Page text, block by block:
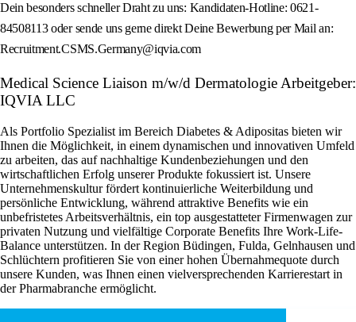
Dein besonders schneller Draht zu uns: Kandidaten-Hotline: 0621-
84508113 oder sende uns gerne direkt Deine Bewerbung per Mail an:
Recruitment.CSMS.Germany@iqvia.com
Medical Science Liaison m/w/d Dermatologie Arbeitgeber:
IQVIA LLC
Als Portfolio Spezialist im Bereich Diabetes & Adipositas bieten wir
Ihnen die Möglichkeit, in einem dynamischen und innovativen Umfeld
zu arbeiten, das auf nachhaltige Kundenbeziehungen und den
wirtschaftlichen Erfolg unserer Produkte fokussiert ist. Unsere
Unternehmenskultur fördert kontinuierliche Weiterbildung und
persönliche Entwicklung, während attraktive Benefits wie ein
unbefristetes Arbeitsverhältnis, ein top ausgestatteter Firmenwagen zur
privaten Nutzung und vielfältige Corporate Benefits Ihre Work-Life-
Balance unterstützen. In der Region Büdingen, Fulda, Gelnhausen und
Schlüchtern profitieren Sie von einer hohen Übernahmequote durch
unsere Kunden, was Ihnen einen vielversprechenden Karrierestart in
der Pharmabranche ermöglicht.